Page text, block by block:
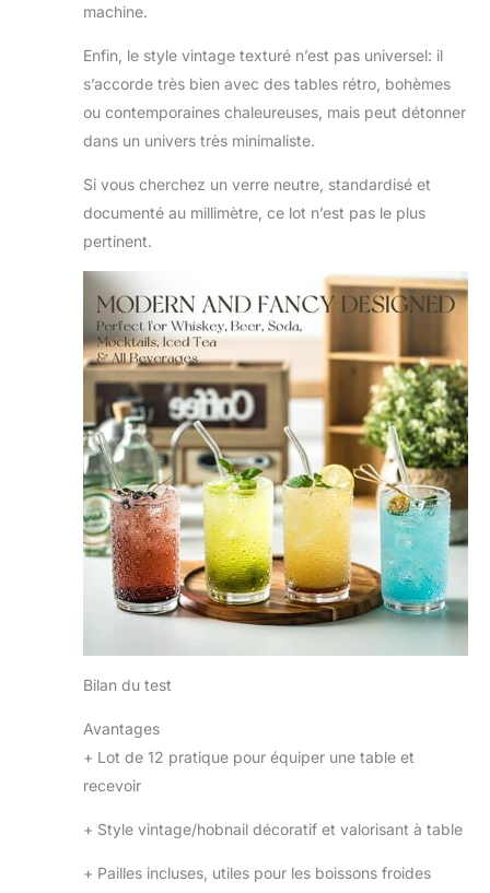
machine.
Enfin, le style vintage texturé n’est pas universel: il
s’accorde très bien avec des tables rétro, bohèmes
ou contemporaines chaleureuses, mais peut détonner
dans un univers très minimaliste.
Si vous cherchez un verre neutre, standardisé et
documenté au millimètre, ce lot n’est pas le plus
pertinent.
Bilan du test
Avantages
+ Lot de 12 pratique pour équiper une table et
recevoir
+ Style vintage/hobnail décoratif et valorisant à table
+ Pailles incluses, utiles pour les boissons froides